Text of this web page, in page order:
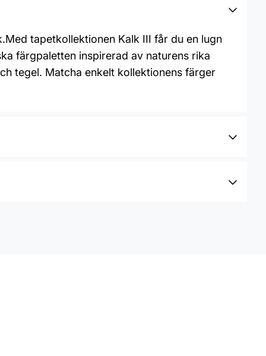
tapetkollektionen Kalk III får du en lugn
färgpaletten inspirerad av naturens rika
tegel. Matcha enkelt kollektionens färger